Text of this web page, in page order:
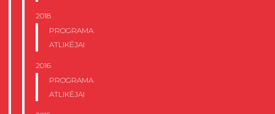
2018
PROGRAMA
ATLIKĖJAI
2016
PROGRAMA
ATLIKĖJAI